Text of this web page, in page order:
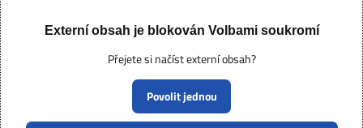
Externí obsah je blokován Volbami soukromí
Přejete si načíst externí obsah?
Povolit jednou